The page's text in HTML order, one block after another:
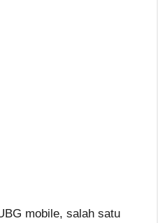
mobile, salah satu